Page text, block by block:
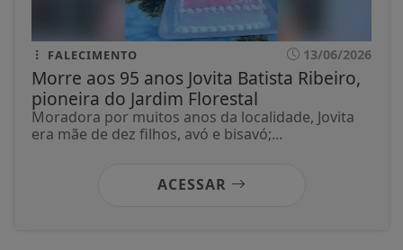
FALECIMENTO 13/06/2026
Morre aos 95 anos Jovita Batista Ribeiro,
pioneira do Jardim Florestal
Moradora por muitos anos da localidade, Jovita
era mãe de dez filhos, avó e bisavó;...
ACESSAR